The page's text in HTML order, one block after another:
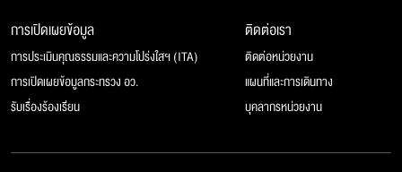
การเปิดเผยข้อมูล
การประเมินคุณธรรมและความโปร่งใสฯ (ITA)
การเปิดเผยข้อมูลกระทรวง อว.
รับเรื่องร้องเรียน
ติดต่อเรา
ติดต่อหน่วยงาน
แผนที่และการเดินทาง
บุคลากรหน่วยงาน